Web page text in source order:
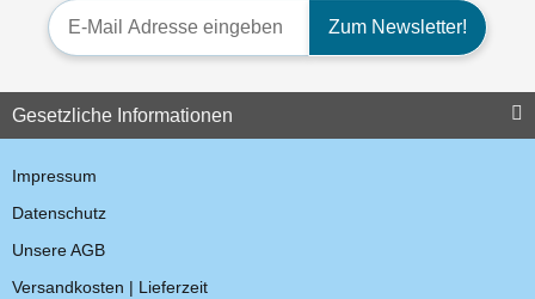
Anschlusskabel 14 Meter
Newsletter-Registrierung
Zum Newsletter!
Gesetzliche Informationen
Impressum
Datenschutz
Unsere AGB
Versandkosten | Lieferzeit